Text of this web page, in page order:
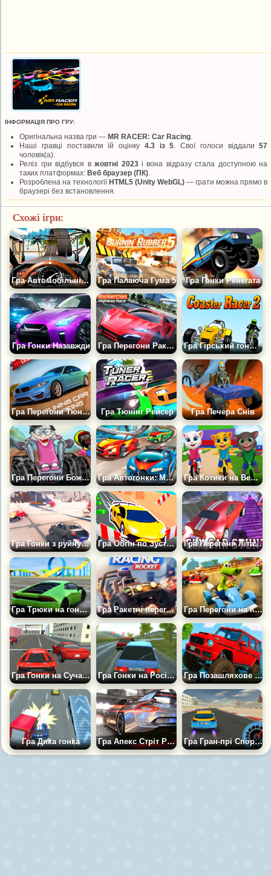
ІНФОРМАЦІЯ ПРО ГРУ:
Оригінальна назва гри —MR RACER: Car Racing
Наші гравці поставили їй оцінку 4.3 із 5 . Свої голоси віддали57
чоловік(а).
Реліз гри відбувся вжовтні 2023і вона відразу стала доступною на
таких платформах:Веб браузер (ПК)
Розроблена на технологіїHTML5 (Unity WebGL) — грати можна прямо в
браузері без встановлення.
Схожі ігри:
Гра Автомобільні Трюкові Гонки Гра Палаюча Гума 5 Гра Гонки Ренегата
Гра Гонки Назавжди Гра Перегони Ракетних Автомобілів по Шосе Гра Гірський гонщик 2
Гра Перегони Тюнінгованих Автомобілів Гра Тюнінг Рейсер Гра Печера Снів
Гра Перегони Божевільних 2 Гра Автогонки: Майстер Механіки Гра Котики на Велосипедах
Гра Гонки з руйнуванням Онлайн Гра Обгін по Зустрічці Гра Перегони Літаючих Машин 4
Гра Трюки на гоночних машинах 2 Гра Ракетні перегони Гра Перегони на Картингах із Тваринами 3Д
Гра Гонки на Сучасних Автомобілях 2 Гра Гонки на Російських Машинах Гра Позашляхове Ралі: Гонки на Крутих Тачках
Гра Дика гонка Гра Апекс Стріт Рейсинг Гра Гран-прі Спорткарів